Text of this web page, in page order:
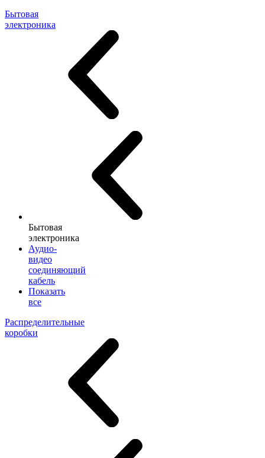
Бытовая
электроника
Бытовая
электроника
Аудио-
видео
соединяющий
кабель
Показать
все
Распределительные
коробки